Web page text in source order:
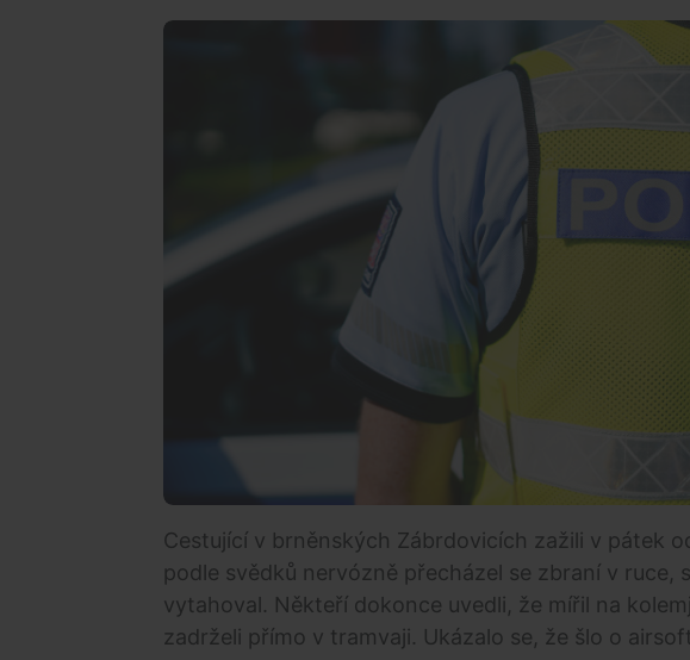
Cestující v brněnských Zábrdovicích zažili v pátek
podle svědků nervózně přecházel se zbraní v ruce,
vytahoval. Někteří dokonce uvedli, že mířil na
zadrželi přímo v tramvaji. Ukázalo se, že šlo o